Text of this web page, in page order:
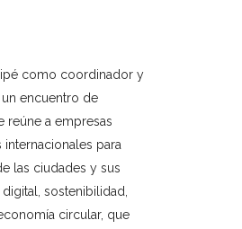
como coordinador y
encuentro de
reúne a empresas
para
las ciudades y sus
sostenibilidad,
circular, que